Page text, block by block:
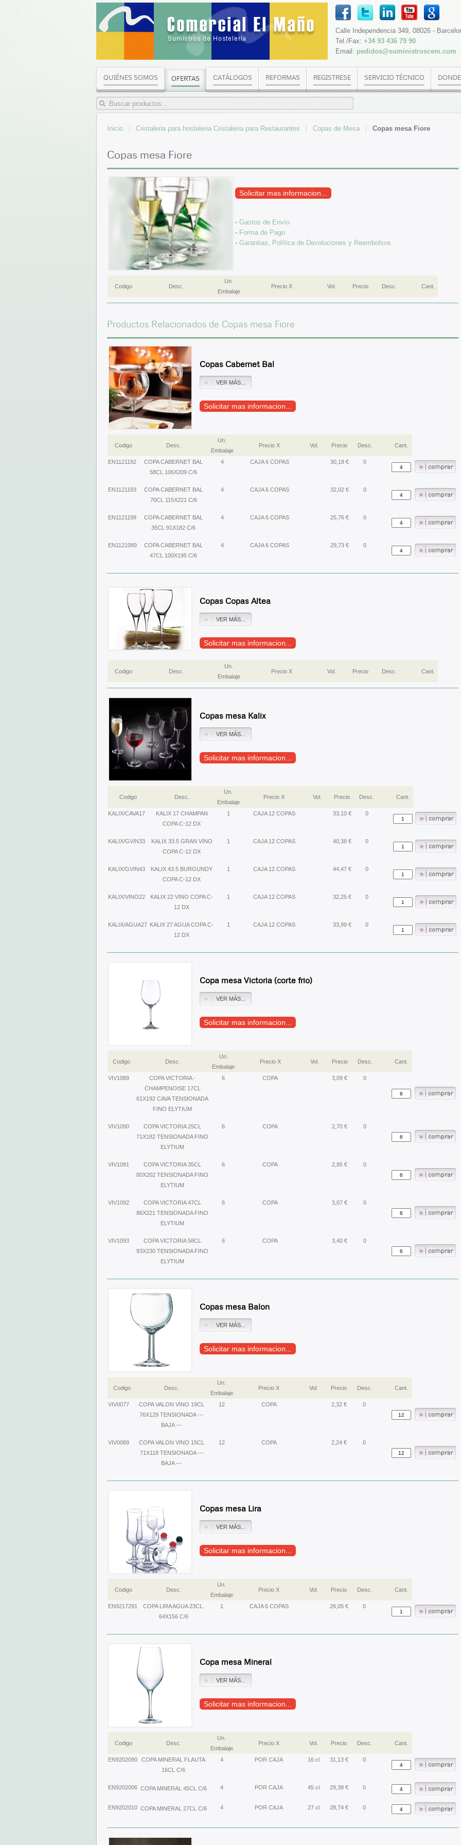
Calle Independencia 349, 08026 -
Tel./Fax: +34 93 436 79 90
Email: pedidos@suministroscem.com
QUIÉNES SOMOS OFERTAS CATÁLOGOS REFORMAS REGISTRESE SERVICIO TÉCNICO
Inicio Cristaleria para hosteleria Cristaleria para Restaurantes Copas de Mesa Copas mesa Fiore
Copas mesa Fiore
Solicitar mas informacion...
- Gastos de Envío
- Forma de Pago
- Garantias, Política de Devoluciones y Reembolsos
Codigo Desc.
Un.
Embalaje
Precio X Vol. Precio Desc. Cant.
Productos Relacionados de Copas mesa Fiore
Copas Cabernet Bal
VER MÁS...
Solicitar mas informacion...
Codigo Desc.
Un.
Embalaje
Precio X Vol. Precio Desc. Cant.
EN1121192
COPA CABERNET BAL
58CL 106X209 C/6
4 CAJA 6 COPAS 30,18 € 0
EN1121193
COPA CABERNET BAL
70CL 115X221 C/6
4 CAJA 6 COPAS 32,02 € 0
EN1121199
COPA CABERNET BAL
35CL 91X182 C/6
4 CAJA 6 COPAS 25,76 € 0
EN1121089
COPA CABERNET BAL
47CL 100X195 C/6
4 CAJA 6 COPAS 29,73 € 0
Copas Copas Altea
VER MÁS...
Solicitar mas informacion...
Codigo Desc.
Un.
Embalaje
Precio X Vol. Precio Desc. Cant.
Copas mesa Kalix
VER MÁS...
Solicitar mas informacion...
Codigo Desc.
Un.
Embalaje
Precio X Vol. Precio Desc. Cant.
KALIX/CAVA17
KALIX 17 CHAMPAN
COPA C-12 DX
1 CAJA 12 COPAS 33,10 € 0
KALIX/GVIN33
KALIX 33.5 GRAN VINO
COPA C-12 DX
1 CAJA 12 COPAS 40,38 € 0
KALIX/GVIN43
KALIX 43.5 BURGUNDY
COPA C-12 DX
1 CAJA 12 COPAS 44,47 € 0
KALIX/VINO22
KALIX 22 VINO COPA C-
12 DX
1 CAJA 12 COPAS 32,25 € 0
KALIX/AGUA27 KALIX 27 AGUA COPA C-
12 DX
1 CAJA 12 COPAS 33,99 € 0
Copa mesa Victoria (corte frio)
VER MÁS...
Solicitar mas informacion...
Codigo Desc.
Un.
Embalaje
Precio X Vol. Precio Desc. Cant.
VIV1089
COPA VICTORIA -
CHAMPENOISE 17CL
61X192 CAVA TENSIONADA
FINO ELYTIUM
6 COPA 3,09 € 0
VIV1090
COPA VICTORIA 25CL
71X182 TENSIONADA FINO
ELYTIUM
6 COPA 2,70 € 0
VIV1091
COPA VICTORIA 35CL
80X202 TENSIONADA FINO
ELYTIUM
6 COPA 2,85 € 0
VIV1092
COPA VICTORIA 47CL
86X221 TENSIONADA FINO
ELYTIUM
6 COPA 3,07 € 0
VIV1093
COPA VICTORIA 58CL
93X230 TENSIONADA FINO
ELYTIUM
6 COPA 3,40 € 0
Copas mesa Balon
VER MÁS...
Solicitar mas informacion...
Codigo Desc.
Un.
Embalaje
Precio X Vol. Precio Desc. Cant.
VIV0077
COPA VALON VINO 19CL
76X129 TENSIONADA ---
BAJA ---
12 COPA 2,32 € 0
VIV0089
COPA VALON VINO 15CL
71X118 TENSIONADA ---
BAJA ---
12 COPA 2,24 € 0
Copas mesa Lira
VER MÁS...
Solicitar mas informacion...
Codigo Desc.
Un.
Embalaje
Precio X Vol. Precio Desc. Cant.
EN9217291
COPA LIRA AGUA 23CL.
64X156 C/6
1 CAJA 6 COPAS 26,05 € 0
Copa mesa Mineral
VER MÁS...
Solicitar mas informacion...
Codigo Desc.
Un.
Embalaje
Precio X Vol. Precio Desc. Cant.
EN9202090
COPA MINERAL FLAUTA
16CL C/6
4 POR CAJA 16 cl 31,13 € 0
EN9202006 COPA MINERAL 45CL C/6 4 POR CAJA 45 cl 29,39 € 0
EN9202010 COPA MINERAL 27CL C/6 4 POR CAJA 27 cl 28,74 € 0